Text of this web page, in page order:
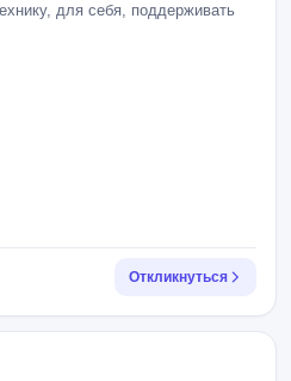
для себя, поддерживать
Откликнуться